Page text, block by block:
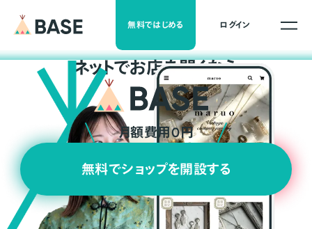
無料ではじめる ログイン
ネットでお店を開くなら
月額費用0円
無料でショップを開設する